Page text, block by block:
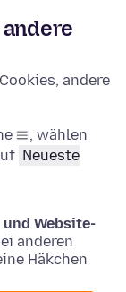
andere
, wählen
Neueste
und Website-
anderen
Häkchen